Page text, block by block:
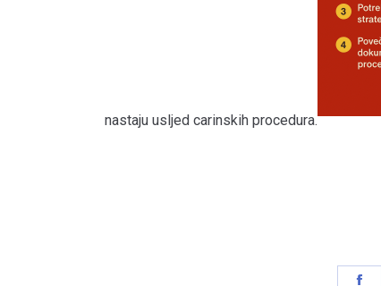
nastaju usljed carinskih procedura.